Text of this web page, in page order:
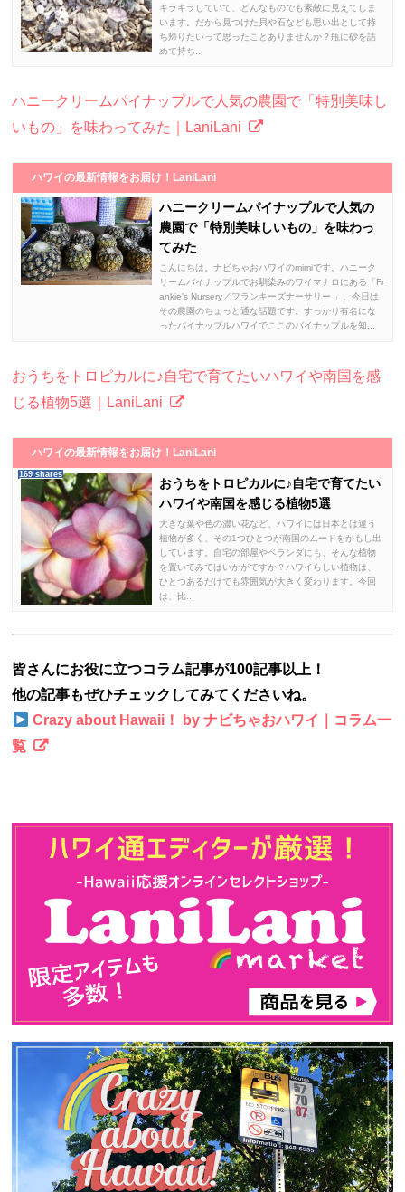
キラキラしていて、どんなものでも素敵に見えてしま
います。だから見つけた貝や石なども思い出として持
ち帰りたいって思ったことありませんか？瓶に砂を詰
めて持ち...
ハニークリームパイナップルで人気の農園で「特別美味し
いもの」を味わってみた｜LaniLani
ハワイの最新情報をお届け！LaniLani
ハニークリームパイナップルで人気の
農園で「特別美味しいもの」を味わっ
てみた
こんにちは。ナビちゃおハワイのmimiです。ハニーク
リームパイナップルでお馴染みのワイマナロにある「Fr
ankie's Nursery／フランキーズナーサリー 」。今日は
その農園のちょっと通な話題です。すっかり有名にな
ったパイナップルハワイでここのパイナップルを知...
おうちをトロピカルに♪自宅で育てたいハワイや南国を感
じる植物5選｜LaniLani
ハワイの最新情報をお届け！LaniLani
169 shares
おうちをトロピカルに♪自宅で育てたい
ハワイや南国を感じる植物5選
大きな葉や色の濃い花など、ハワイには日本とは違う
植物が多く、その1つひとつが南国のムードをかもし出
しています。自宅の部屋やベランダにも、そんな植物
を置いてみてはいかがですか？ハワイらしい植物は、
ひとつあるだけでも雰囲気が大きく変わります。今回
は、比...
皆さんにお役に立つコラム記事が100記事以上！
他の記事もぜひチェックしてみてくださいね。
Crazy about Hawaii！ by ナビちゃおハワイ｜コラム一
覧